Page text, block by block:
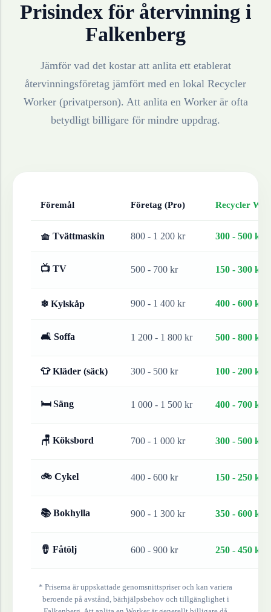
Prisindex för återvinning i
Falkenberg
Jämför vad det kostar att anlita ett etablerat
återvinningsföretag jämfört med en lokal Recycler
Worker (privatperson). Att anlita en Worker är ofta
betydligt billigare för mindre uppdrag.
Föremål Företag (Pro) Recycler
🧺 Tvättmaskin 800 - 1 200 kr 300 - 500 kr
📺 TV 500 - 700 kr 150 - 300 kr
❄ Kylskåp 900 - 1 400 kr 400 - 600 kr
🛋 Soffa 1 200 - 1 800 kr 500 - 800 kr
👕 Kläder (säck) 300 - 500 kr 100 - 200 kr
🛏 Säng 1 000 - 1 500 kr 400 - 700 kr
🪑 Köksbord 700 - 1 000 kr 300 - 500 kr
🚲 Cykel 400 - 600 kr 150 - 250 kr
📚 Bokhylla 900 - 1 300 kr 350 - 600 kr
🪘 Fåtölj 600 - 900 kr 250 - 450 kr
* Priserna är uppskattade genomsnittspriser och kan variera
beroende på avstånd, bärhjälpsbehov och tillgänglighet i